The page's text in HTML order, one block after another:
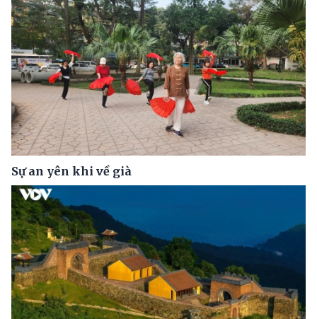
Sự an yên khi về già